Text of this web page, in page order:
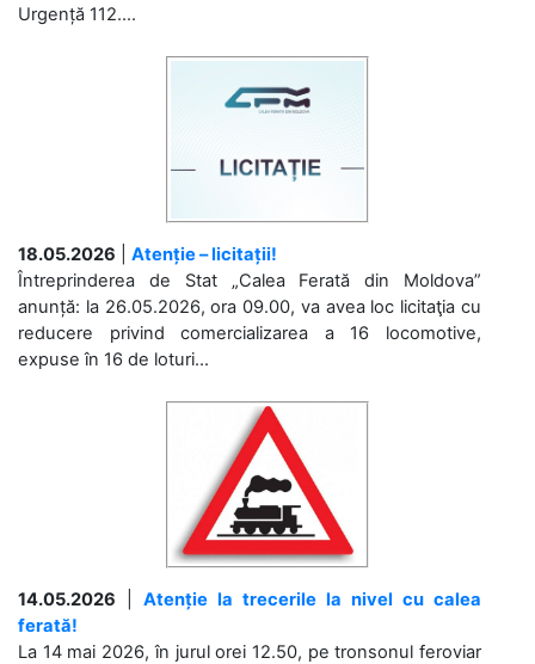
Urgență 112....
18.05.2026
Atenție – licitații!
Întreprinderea de Stat „Calea Ferată din Moldova”
anunță: la 26.05.2026, ora 09.00, va avea loc licitaţia cu
reducere privind comercializarea a 16 locomotive,
expuse în 16 de loturi...
14.05.2026
Atenție la trecerile la nivel cu calea
ferată!
La 14 mai 2026, în jurul orei 12.50, pe tronsonul feroviar